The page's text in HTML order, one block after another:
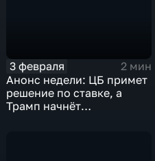
3 февраля
2 мин
Анонс недели: ЦБ примет
решение по ставке, а
Трамп начнёт